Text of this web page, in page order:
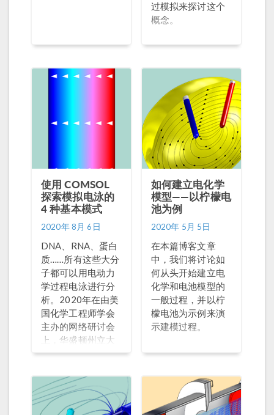
过模拟来探讨这个
概念。
使用 COMSOL
探索模拟电泳的
4 种基本模式
2020年 8月 6日
DNA、RNA、蛋白
质……所有这些大分
子都可以用电动力
学过程电泳进行分
析。2020年在由美
国化学工程师学会
主办的网络研讨会
上，华盛顿州立大
学的 Cornelius
4种模式: 区带电
泳、移动边界电
泳、等速电泳和等
如何建立电化学
模型——以柠檬电
池为例
2020年 5月 5日
在本篇博客文章
中，我们将讨论如
何从头开始建立电
化学和电池模型的
一般过程，并以柠
檬电池为示例来演
示建模过程。